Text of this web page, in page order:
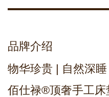
品牌介绍
物华珍贵 | 自然深睡
佰仕禄®顶奢手工